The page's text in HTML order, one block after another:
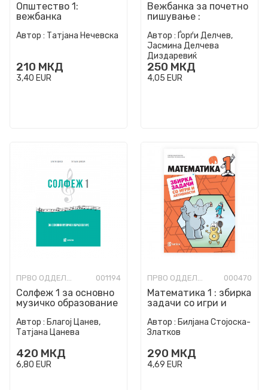
Општество 1:
вежбанка
Автор : Татјана Нечевска
210 МКД
3,40 EUR
Вежбанка за почетно
пишување :
вежби
Автор : Ѓорѓи Делчев,
Јасмина Делчева
Диздаревиќ
250 МКД
4,05 EUR
ПРВО ОДДЕЛЕНИЕ 001194
Солфеж 1 за основно
музичко образование
музикалии]
Автор : Благој Цанев,
Татјана Цанева
420 МКД
6,80 EUR
ПРВО ОДДЕЛЕНИЕ 000470
Математика 1 : збирка
задачи со игри и
Автор : Билјана Стојоска-
Златков
290 МКД
4,69 EUR